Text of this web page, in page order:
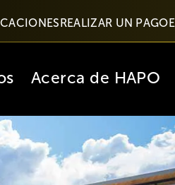
REALIZAR UN PAGO
Acerca de HAPO